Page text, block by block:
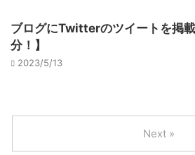
ブログにTwitterのツイートを掲
分！】
2023/5/13
Next »